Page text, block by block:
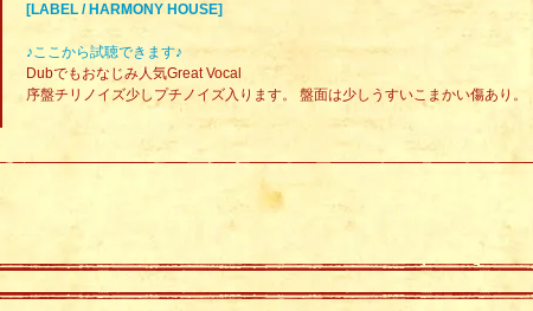
[LABEL / HARMONY HOUSE]
♪ここから試聴できます♪
Dubでもおなじみ人気Great Vocal
序盤チリノイズ少しプチノイズ入ります。 盤面は少しうすいこまかい傷あり。